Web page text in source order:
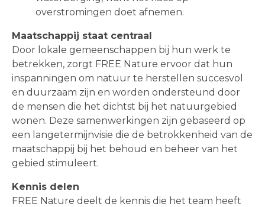
overstromingen doet afnemen.
Maatschappij staat centraal
Door lokale gemeenschappen bij hun werk te
betrekken, zorgt FREE Nature ervoor dat hun
inspanningen om natuur te herstellen succesvol
en duurzaam zijn en worden ondersteund door
de mensen die het dichtst bij het natuurgebied
wonen. Deze samenwerkingen zijn gebaseerd op
een langetermijnvisie die de betrokkenheid van de
maatschappij bij het behoud en beheer van het
gebied stimuleert.
Kennis delen
FREE Nature deelt de kennis die het team heeft